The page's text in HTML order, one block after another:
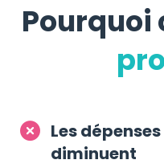
Pourquoi
Les
diminuent